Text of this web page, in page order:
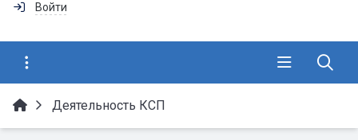
Войти
Деятельность КСП